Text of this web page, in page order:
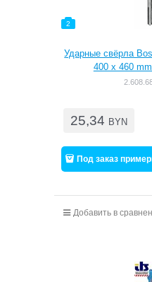
2
Ударные свёрла
400 x 460
25,34 BYN
Под заказ
Добавить в